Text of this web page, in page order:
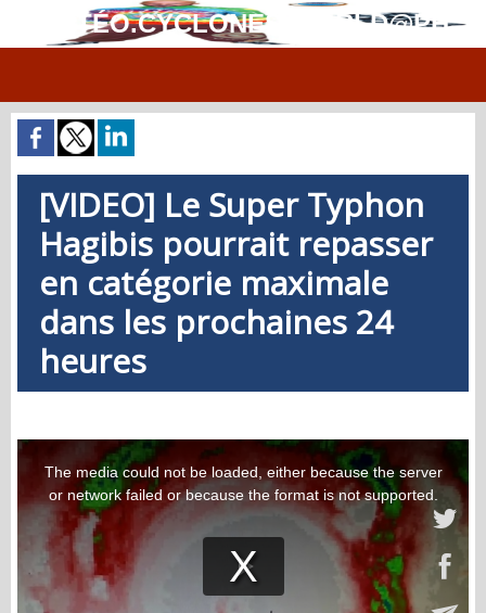
MÉTÉO.CYCLONES.WORLD@PH
[VIDEO] Le Super Typhon
Hagibis pourrait repasser
en catégorie maximale
dans les prochaines 24
heures